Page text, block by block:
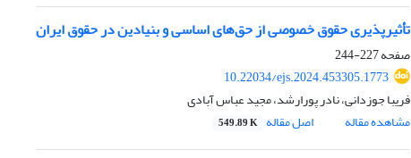
تأثیرپذیری حقوق خصوصی از حق‌های اساسی و بنیادین در حقوق ایران
صفحه227-244
10.22034/ejs.2024.453305.1773
فریبا جوزدانی، نادر پورارشد، مجید عباس آبادی
مشاهده مقاله
اصل مقاله 549.89 K